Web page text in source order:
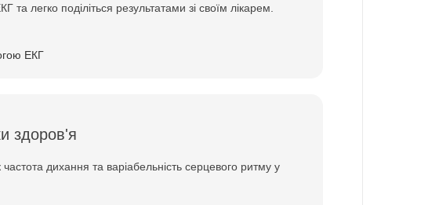
та легко поділіться результатами зі своїм лікарем.
здоров'я
дихання та варіабельність серцевого ритму у